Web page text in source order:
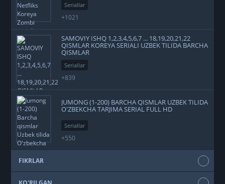
Seriallar
+1021
SAMOVIY ISHQ 1,2,3,4,5,6,7 ... 18,19,20,21,22
QISMLAR KOREYA SERIALI UZBEK TILIDA BARCHA
QISMLAR
Seriallar
+839
JUMONG (1-200) BARCHA QISMLAR UZBEK TILIDA
O'ZBEKCHA TARJIMA SERIAL FULL HD
Seriallar
+550
FIKRLAR